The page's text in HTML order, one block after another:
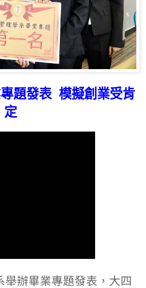
題發表 模擬創業受肯
定
舉辦畢業專題發表，大四